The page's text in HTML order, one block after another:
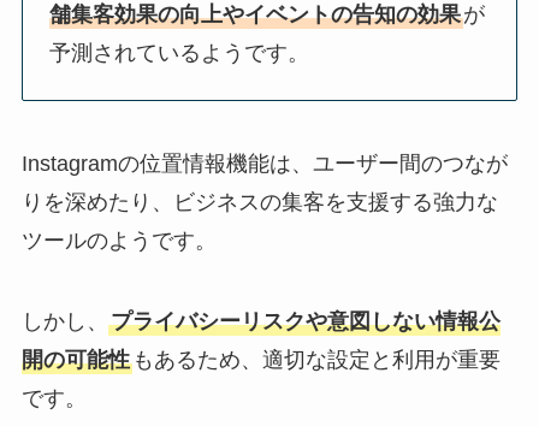
舗集客効果の向上やイベントの告知の効果が
予測されているようです。
Instagramの位置情報機能は、ユーザー間のつなが
りを深めたり、ビジネスの集客を支援する強力な
ツールのようです。
しかし、 プライバシーリスクや意図しない情報公
開の可能性もあるため、適切な設定と利用が重要
です。